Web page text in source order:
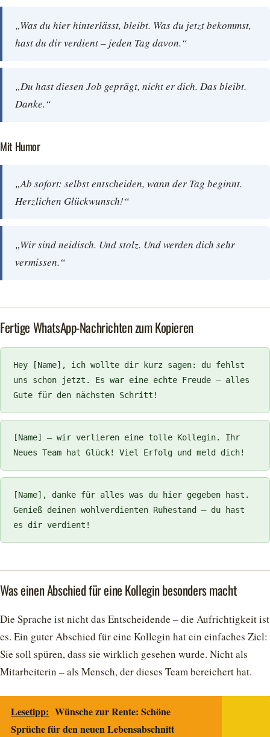
„Was du hier hinterlässt, bleibt. Was du jetzt bekommst,
hast du dir verdient – jeden Tag davon.“
„Du hast diesen Job geprägt, nicht er dich. Das bleibt.
Danke.“
Mit Humor
„Ab sofort: selbst entscheiden, wann der Tag beginnt.
Herzlichen Glückwunsch!“
„Wir sind neidisch. Und stolz. Und werden dich sehr
vermissen.“
Fertige WhatsApp-Nachrichten zum Kopieren
Hey [Name], ich wollte dir kurz sagen: du fehlst
uns schon jetzt. Es war eine echte Freude – alles
Gute für den nächsten Schritt!
[Name] – wir verlieren eine tolle Kollegin. Ihr
Neues Team hat Glück! Viel Erfolg und meld dich!
[Name], danke für alles was du hier gegeben hast.
Genieß deinen wohlverdienten Ruhestand – du hast
es dir verdient!
Was einen Abschied für eine Kollegin besonders macht
Die Sprache ist nicht das Entscheidende – die Aufrichtigkeit ist
es. Ein guter Abschied für eine Kollegin hat ein einfaches Ziel:
Sie soll spüren, dass sie wirklich gesehen wurde. Nicht als
Mitarbeiterin – als Mensch, der dieses Team bereichert hat.
Lesetipp: Wünsche zur Rente: Schöne
Sprüche für den neuen Lebensabschnitt